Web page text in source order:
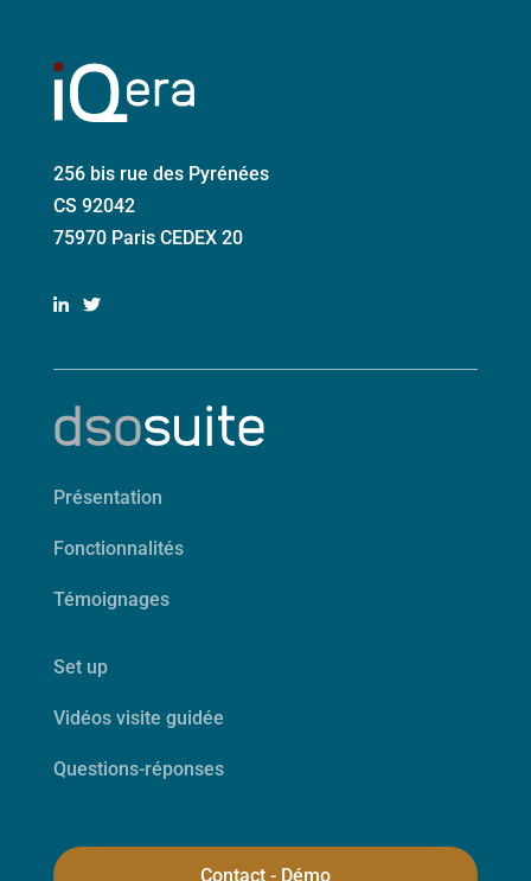
256 bis rue des Pyrénées
CS 92042
75970 Paris CEDEX 20
Présentation
Fonctionnalités
Témoignages
Set up
Vidéos visite guidée
Questions-réponses
Contact - Démo